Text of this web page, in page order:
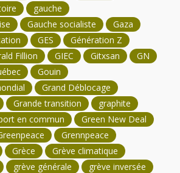
gauche
Gauche socialiste
Gaza
GES
Génération Z
Fillion GIEC Gitxsan
GN
Gouin
Grand Déblocage
Grande transition
graphite
en commun
Green New Deal
Grennpeace
Grèce
Grève climatique
grève générale
grève inversée